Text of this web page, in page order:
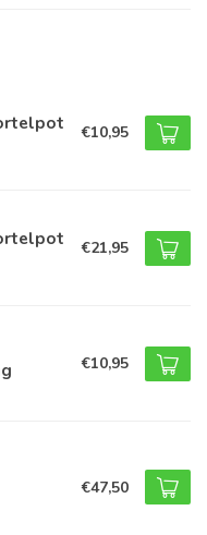
€10,95
€21,95
€10,95
€47,50